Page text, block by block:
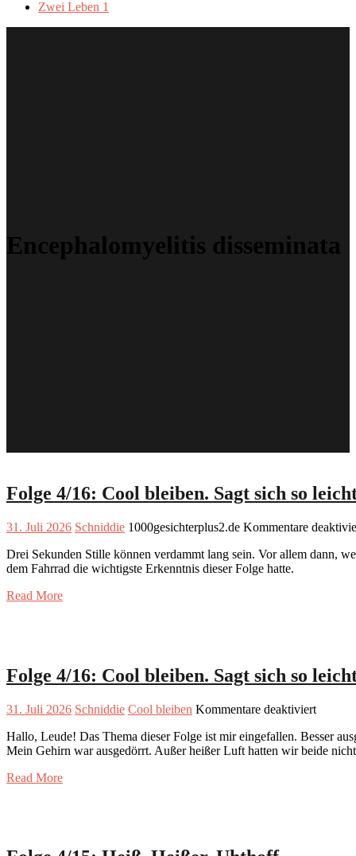
Zwei Leben 1
Encephalomyelitis disseminata
Folge 4/16: Cool bleiben. Sagt sich so
31. Juli 2026 Schniddie 1000gesichterplus2.de Kommentare
Drei Sekunden Stille können verdammt lang sein. Vor allem dann,
dem Fahrrad die wichtigste Erkenntnis dieser Folge hatte.
Read More
Folge 4/16: Cool bleiben. Sagt sich so
31. Juli 2026 Schniddie Cool bleiben Kommentare deaktiviertfür
4/16:
Cool
Hallo, Leude! Das Thema dieser Folge ist mir eingefallen. Besser
Mein Gehirn war ausgedörrt. Außer heißer Luft hatten wir beide
Read More